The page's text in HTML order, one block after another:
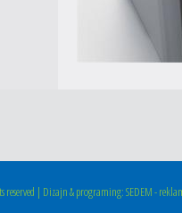
| Dizajn & programing: SEDEM -